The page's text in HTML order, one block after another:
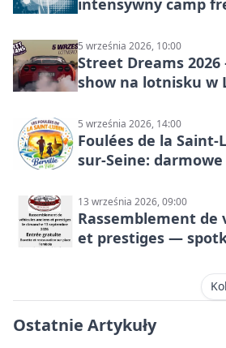
intensywny camp
5 września 2026, 10:00
Street Dreams
show na lotnisku w
5 września 2026, 14:00
Foulées de la
sur-Seine:
13 września 2026, 09:00
Rassemblement de
et prestiges —
Ostatnie Artykuły